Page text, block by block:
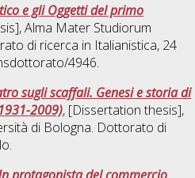
e gli Oggetti del primo
Alma Mater Studiorum
di ricerca in Italianistica, 24
4946.
sugli scaffali. Genesi e storia di
2009), [Dissertation thesis],
di Bologna. Dottorato di
protagonista del commercio